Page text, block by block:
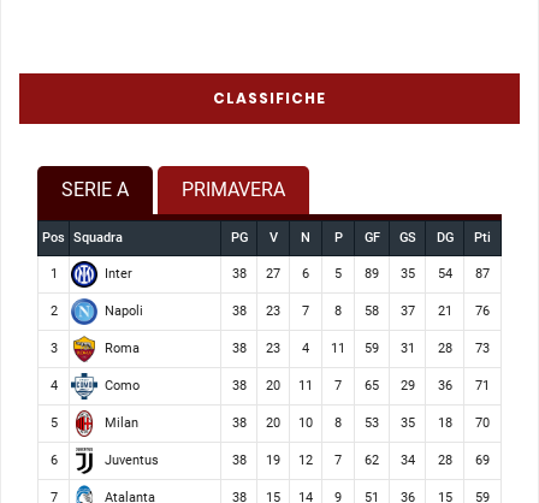
CLASSIFICHE
SERIE A PRIMAVERA
Pos Squadra PG V N P GF GS DG Pti
1 Inter 38 27 6 5 89 35 54 87
2 Napoli 38 23 7 8 58 37 21 76
3 Roma 38 23 4 11 59 31 28 73
4 Como 38 20 11 7 65 29 36 71
5 Milan 38 20 10 8 53 35 18 70
6 Juventus 38 19 12 7 62 34 28 69
7 Atalanta 38 15 14 9 51 36 15 59